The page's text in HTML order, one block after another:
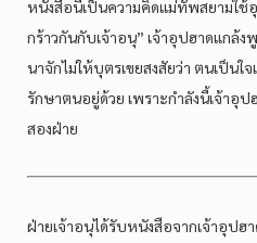
หนังสือนี้เป็นความคิดแม่ทัพสยามใช้อุ
กร้าวกันกับเจ้าอนุ” เจ้าอุปฮาดแกล้
นาจักไม่ให้บุตรเขยสงสัยว่า ตนเป็นใ
รักษาตนอยู่ด้วย เพราะกำลังนี้เจ้าอุป
สองฝ่าย
ฝ่ายเจ้าอนุได้รับหนังสือจากเจ้าอุปฮ